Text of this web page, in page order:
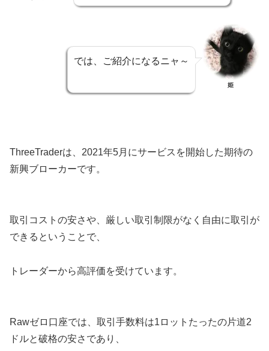
では、ご紹介になるニャ～
姫
ThreeTraderは、2021年5月にサービスを開始した期待の
新興ブローカーです。
取引コストの安さや、厳しい取引制限がなく自由に取引が
できるということで、
トレーダーから高評価を受けています。
Rawゼロ口座では、取引手数料は1ロットたったの片道2
ドルと破格の安さであり、